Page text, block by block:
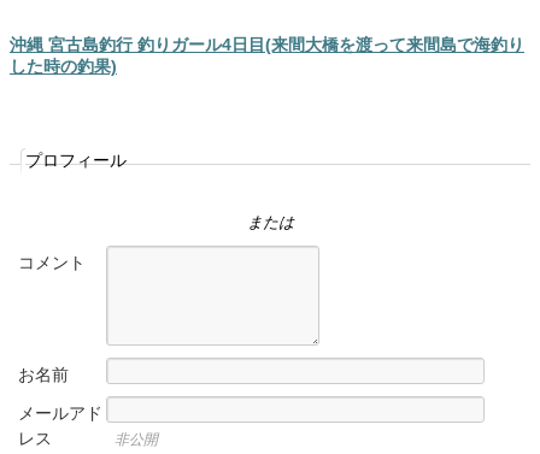
沖縄 宮古島釣行 釣りガール4日目(来間大橋を渡って来間島で海釣り
した時の釣果)
プロフィール
または
コメント
お名前
メールアド
レス
非公開